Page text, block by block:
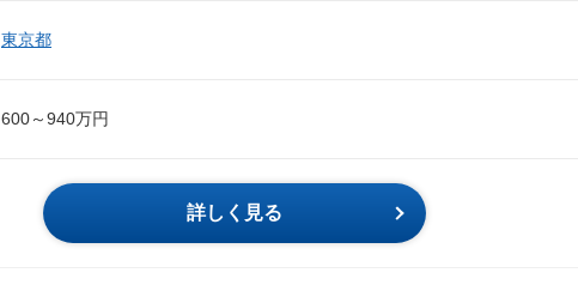
東京都
600～940万円
詳しく見る